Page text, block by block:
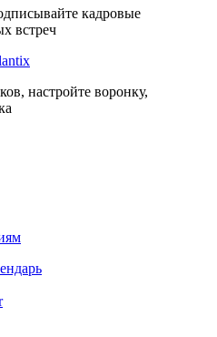
кадровые
встреч
настройте воронку,